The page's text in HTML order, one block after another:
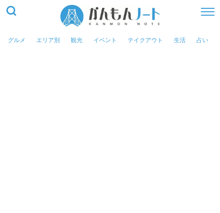
グルメ エリア別 観光 イベント テイクアウト 生活 占い